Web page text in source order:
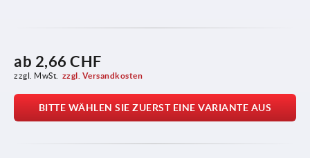
ab 2,66 CHF
zzgl. MwSt. zzgl. Versandkosten
BITTE WÄHLEN SIE ZUERST EINE VARIANTE AUS